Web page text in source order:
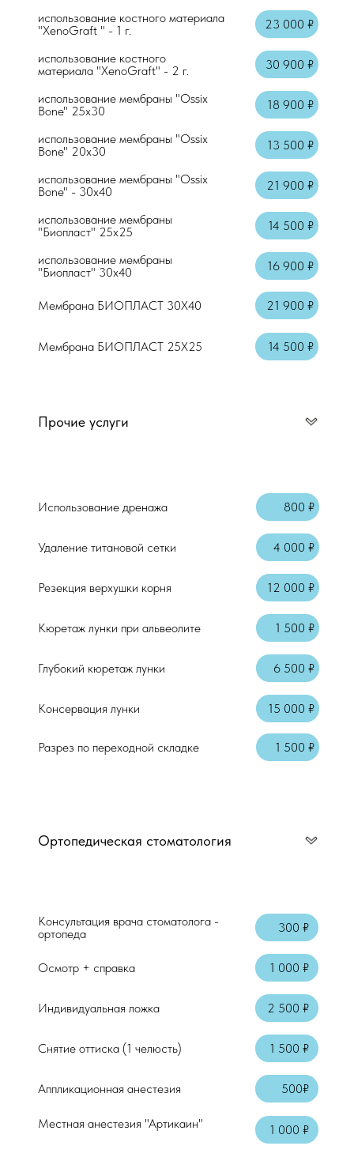
30 900 ₽
использование костного
материала "XenoGraft" - 2 г.
21 900 ₽
Мембрана БИОПЛАСТ 30Х40
23 000 ₽
использование костного материала
"XenoGraft " - 1 г.
16 900 ₽
использование мембраны
"Биопласт" 30х40
18 900 ₽
использование мембраны "Ossix
Bone" 25x30
13 500 ₽
использование мембраны "Ossix
Bone" 20x30
14 500 ₽
Мембрана БИОПЛАСТ 25Х25
21 900 ₽
использование мембраны "Ossix
Bone" - 30х40
14 500 ₽
использование мембраны
"Биопласт" 25х25
Прочие услуги
Консультация врача стоматолога-
Осмотр + справка
1 500 ₽
Разрез по переходной складке
1 500 ₽
Кюретаж лунки при альвеолите
12 000 ₽
Резекция верхушки корня
800 ₽
Использование дренажа
15 000 ₽
Консервация лунки
4 000 ₽
Удаление титановой сетки
6 500 ₽
Глубокий кюретаж лунки
Ортопедическая стоматология
Консультация врача стоматолога-
500₽
Аппликационная анестезия
1 500 ₽
Снятие оттиска (1 челюсть)
1 000 ₽
Местная анестезия "Артикаин"
2 500 ₽
Индивидуальная ложка
300 ₽
Консультация врача стоматолога -
ортопеда
1 000 ₽
Осмотр + справка